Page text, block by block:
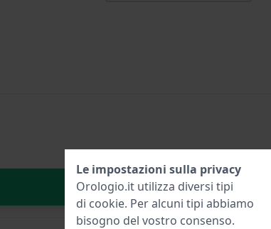
Aggiungi al carrello
Le impostazioni sulla privacy
Orologio.it utilizza diversi tipi
di cookie. Per alcuni tipi abbiamo
bisogno del vostro consenso.